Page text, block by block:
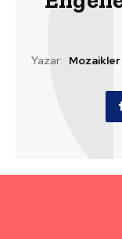
Yazar: Mozaikler